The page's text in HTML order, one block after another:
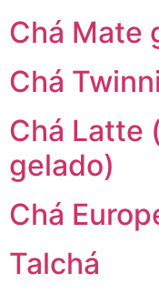
Chá Mate
Chá
Chá Latte
gelado)
Chá
Talchá